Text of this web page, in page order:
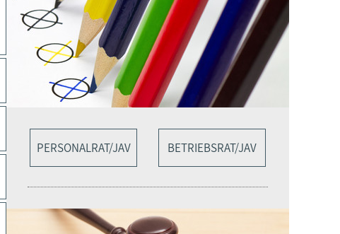
PERSONALRAT/JAV BETRIEBSRAT/JAV